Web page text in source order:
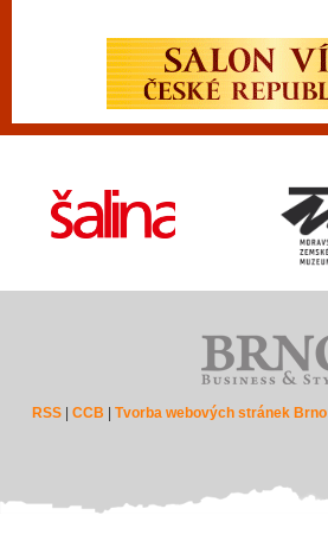
RSS |CCB |Tvorba webových stránek Brno